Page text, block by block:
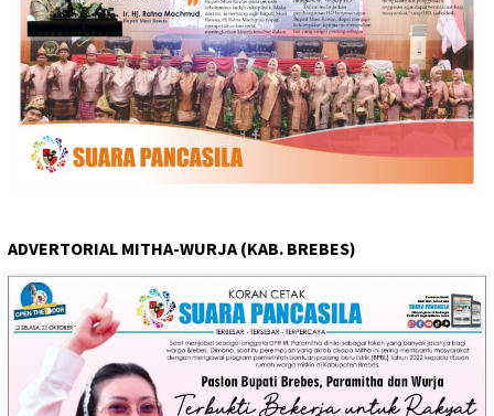
ADVERTORIAL MITHA-WURJA (KAB. BREBES)